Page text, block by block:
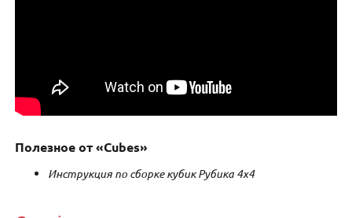
Полезное от «Cubes»
Инструкция по сборке кубик Рубика 4х4